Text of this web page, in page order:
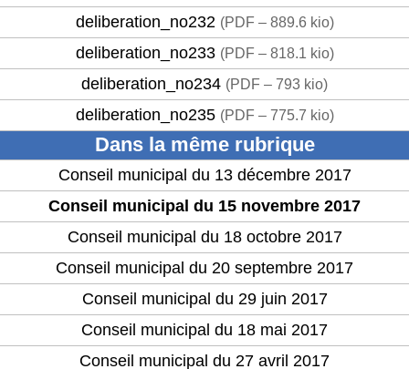
deliberation_no232 (PDF – 889.6 kio)
deliberation_no233 (PDF – 818.1 kio)
deliberation_no234 (PDF – 793 kio)
deliberation_no235 (PDF – 775.7 kio)
Dans la même rubrique
Conseil municipal du 13 décembre 2017
Conseil municipal du 15 novembre 2017
Conseil municipal du 18 octobre 2017
Conseil municipal du 20 septembre 2017
Conseil municipal du 29 juin 2017
Conseil municipal du 18 mai 2017
Conseil municipal du 27 avril 2017